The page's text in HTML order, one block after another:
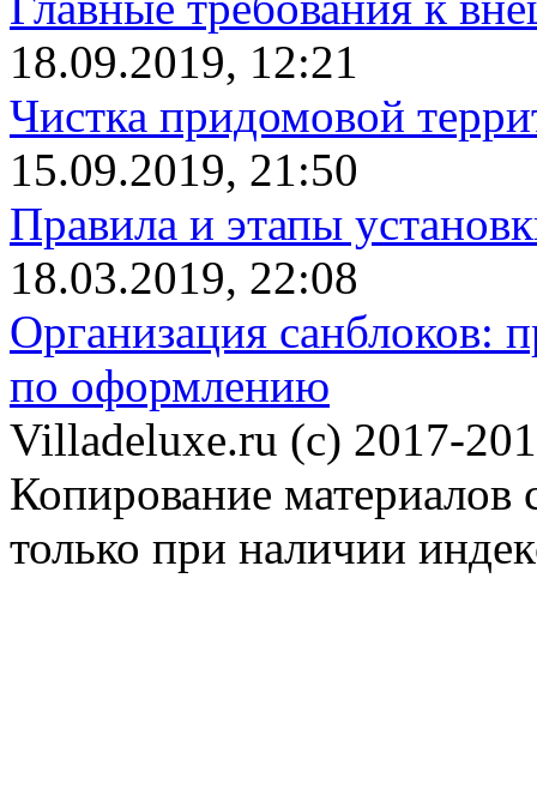
18.09.2019, 12:21
Чистка придомовой
15.09.2019, 21:50
Правила и этапы
18.03.2019, 22:08
Организация санблоков:
по оформлению
Villadeluxe.ru (c) 2017-
Копирование материалов
только при наличии